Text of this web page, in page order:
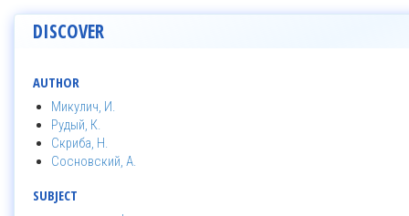
DISCOVER
AUTHOR
Микулич, И.
Рудый, К.
Скриба, Н.
Сосновский, А.
SUBJECT